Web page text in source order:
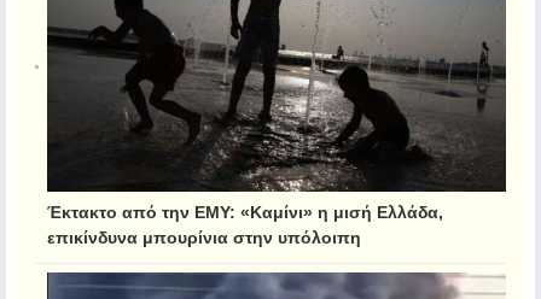
Έκτακτο από την ΕΜΥ: «Καμίνι» η μισή Ελλάδα,
επικίνδυνα μπουρίνια στην υπόλοιπη